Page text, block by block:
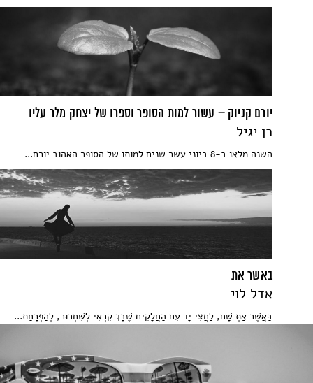
יורם קניוק – עשור למות הסופר וספרו של יצחק מלר עליו
רן יגיל
השנה מלאו ב-8 ביוני עשר שנים למותו של הסופר האהוב יורם...
באשר את
אדל לוי
בַּאֲשֶׁר אַתְּ שָׁם, לַחֲצִי יָד עִם הַחֲלָקִים שֶׁבָּךְ קִרְאִי לְשִׁחְרוּר, לְהַפְרָחַת...